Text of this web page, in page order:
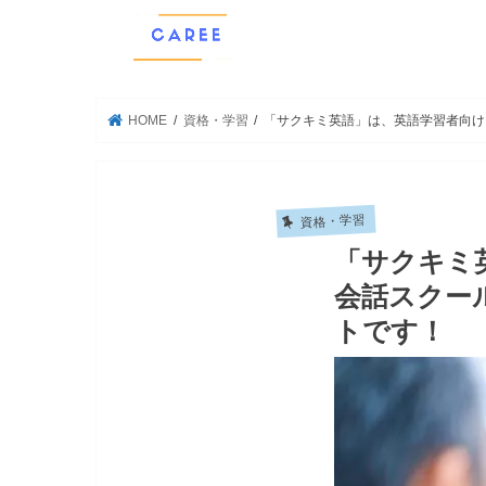
HOME 資格・学習 「サクキミ英語」は、英語学習者向
資格・学習
「サクキ
会話スクー
トです！